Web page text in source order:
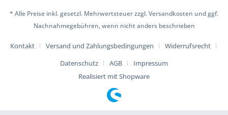
* Alle Preise inkl. gesetzl. Mehrwertsteuer zzgl.Versandkosten und ggf.
Nachnahmegebühren, wenn nicht anders beschrieben
Kontakt Versand und Zahlungsbedingungen
Widerrufsrecht
Datenschutz
AGB
Impressum
Realisiert mit Shopware